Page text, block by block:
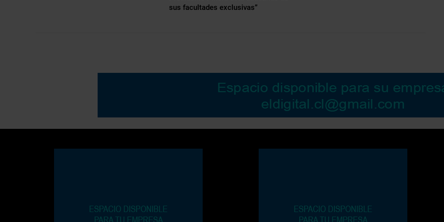
sus facultades exclusivas”